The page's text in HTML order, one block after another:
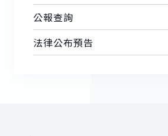
公報查詢
法律公布預告